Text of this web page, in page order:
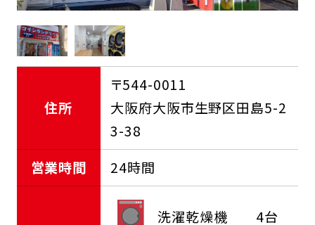
住所
〒544-0011
大阪府大阪市生野区田島5-2
3-38
営業時間
24時間
洗濯乾燥機 4台